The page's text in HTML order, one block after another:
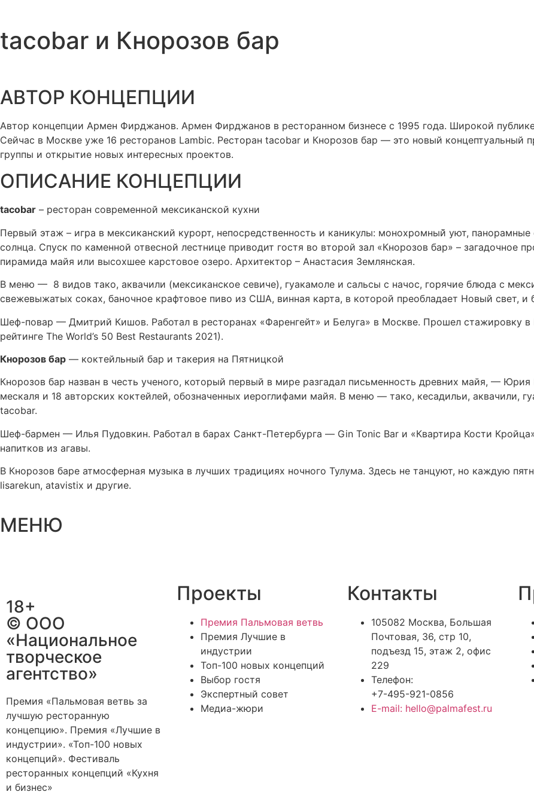
tacobar и Кнорозов бар
АВТОР КОНЦЕПЦИИ​
Автор концепции Армен Фирджанов. Армен Фирджанов в ресторанном бизнесе с 1995 года. Широкой
Сейчас в Москве уже 16 ресторанов Lambic. Ресторан tacobar и Кнорозов бар — это новый концептуальный
группы и открытие новых интересных проектов.
ОПИСАНИЕ КОНЦЕПЦИИ​
tacobar – ресторан современной мексиканской кухни
Первый этаж – игра в мексиканский курорт, непосредственность и каникулы: монохромный̆ уют,
солнца. Спуск по каменной отвесной лестнице приводит гостя во второй зал «Кнорозов бар» – загадочное
пирамида майя или высохшее карстовое озеро. Архитектор – Анастасия Землянская.
В меню — 8 видов тако, аквачили (мексиканское севиче), гуакамоле и сальсы с начос, горячие блюда с
свежевыжатых соках, баночное крафтовое пиво из США, винная карта, в которой преобладает Новый свет, и
Шеф-повар — Дмитрий Кишов. Работал в ресторанах «Фаренгейт» и Белуга» в Москве. Прошел стажировку
рейтинге The World’s 50 Best Restaurants 2021).
Кнорозов бар — коктейльный бар и такерия на Пятницкой
Кнорозов бар назван в честь ученого, который первый в мире разгадал письменность древних майя, —
мескаля и 18 авторских коктейлей, обозначенных иероглифами майя. В меню — тако, кесадильи, аквачили,
tacobar.
Шеф-бармен — Илья Пудовкин. Работал в барах Санкт-Петербурга — Gin Tonic Bar и «Квартира Кости
напитков из агавы.
В Кнорозов баре атмосферная музыка в лучших традициях ночного Тулума. Здесь не танцуют, но каждую
lisarekun, atavistix и другие.
МЕНЮ
18+
© ООО
«Национальное
творческое
агентство»
Премия «Пальмовая ветвь за
лучшую ресторанную
концепцию». Премия «Лучшие в
индустрии». «Топ-100 новых
концепций». Фестиваль
ресторанных концепций «Кухня
и бизнес»
Проекты
Премия Пальмовая ветвь
Премия Лучшие в
индустрии
Топ-100 новых концепций
Выбор гостя
Экспертный совет
Медиа-жюри
Контакты
105082 Москва, Большая
Почтовая, 36, стр 10,
подъезд 15, этаж 2, офис
229
Телефон:
+7-495-921-0856
E-mail: hello@palmafest.ru